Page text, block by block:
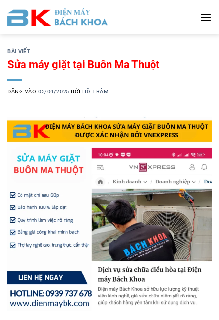
qua
BÀI VIẾT
Sửa máy giặt tại Buôn Ma Thuột
ĐĂNG VÀO03/04/2025 BỞI HỒ TRÂM